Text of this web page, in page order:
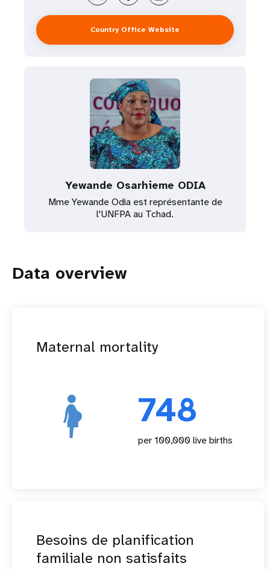
Country Office Website
Yewande Osarhieme ODIA
Mme Yewande Odia est représentante de
l'UNFPA au Tchad.
Data overview
Maternal mortality
748
per 100,000 live births
Besoins de planification
familiale non satisfaits